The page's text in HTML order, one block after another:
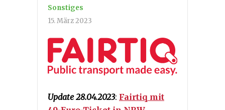
Sonstiges
15. März 2023
Update 28.04.2023: Fairtiq mit